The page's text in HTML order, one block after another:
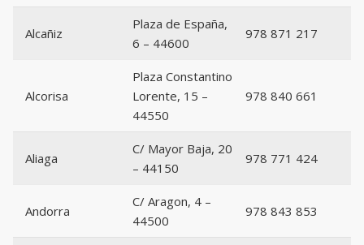
Alcañiz
Plaza de España,
6 – 44600
978 871 217
Alcorisa
Plaza Constantino
Lorente, 15 –
44550
978 840 661
Aliaga
C/ Mayor Baja, 20
– 44150
978 771 424
Andorra
C/ Aragon, 4 –
44500
978 843 853